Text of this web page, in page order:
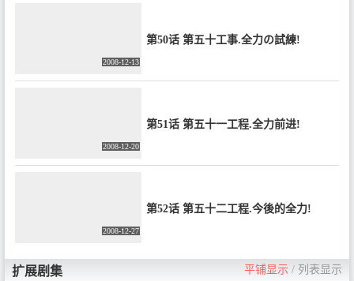
2008-12-13
第50话 第五十工事.全力の試練!
2008-12-20
第51话 第五十一工程.全力前进!
2008-12-27
第52话 第五十二工程.今後的全力!
扩展剧集 平铺显示 / 列表显示